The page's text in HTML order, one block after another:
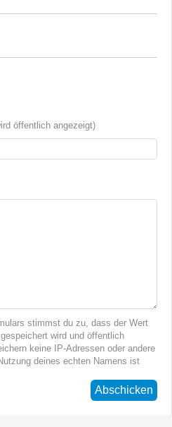
öffentlich angezeigt)
stimmst du zu, dass der Wert
wird und öffentlich
keine IP-Adressen oder andere
deines echten Namens ist
Abschicken